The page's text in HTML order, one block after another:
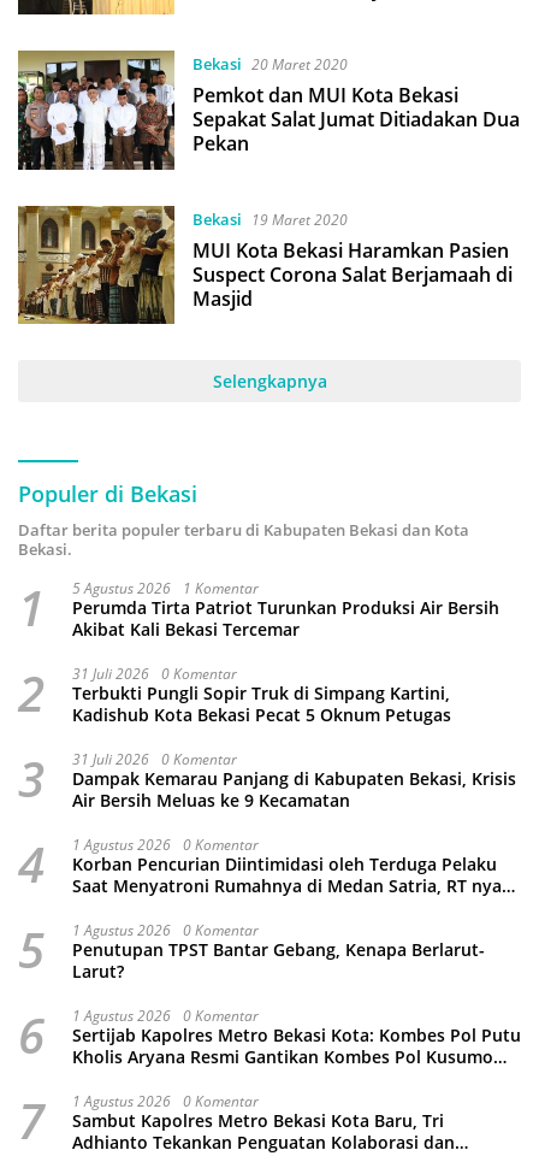
Bekasi 20 Maret 2020
Pemkot dan MUI Kota Bekasi
Sepakat Salat Jumat Ditiadakan Dua
Pekan
Bekasi 19 Maret 2020
MUI Kota Bekasi Haramkan Pasien
Suspect Corona Salat Berjamaah di
Masjid
Selengkapnya
Populer di Bekasi
Daftar berita populer terbaru di Kabupaten Bekasi dan Kota
Bekasi.
1 5 Agustus 2026 1 Komentar
Perumda Tirta Patriot Turunkan Produksi Air Bersih
Akibat Kali Bekasi Tercemar
2 31 Juli 2026 0 Komentar
Terbukti Pungli Sopir Truk di Simpang Kartini,
Kadishub Kota Bekasi Pecat 5 Oknum Petugas
3 31 Juli 2026 0 Komentar
Dampak Kemarau Panjang di Kabupaten Bekasi, Krisis
Air Bersih Meluas ke 9 Kecamatan
4 1 Agustus 2026 0 Komentar
Korban Pencurian Diintimidasi oleh Terduga Pelaku
Saat Menyatroni Rumahnya di Medan Satria, RT nya
5 1 Agustus 2026 0 Komentar
Penutupan TPST Bantar Gebang, Kenapa Berlarut-
Larut?
6 1 Agustus 2026 0 Komentar
Sertijab Kapolres Metro Bekasi Kota: Kombes Pol Putu
Kholis Aryana Resmi Gantikan Kombes Pol Kusumo
7 1 Agustus 2026 0 Komentar
Sambut Kapolres Metro Bekasi Kota Baru, Tri
Adhianto Tekankan Penguatan Kolaborasi dan